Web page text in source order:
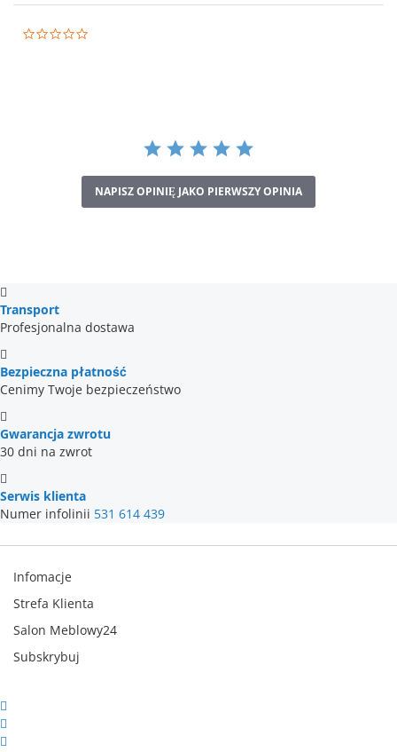
NAPISZ OPINIĘ JAKO PIERWSZY OPINIA
Transport
Profesjonalna dostawa
Bezpieczna płatność
Cenimy Twoje bezpieczeństwo
Gwarancja zwrotu
30 dni na zwrot
Serwis klienta
Numer infolinii 531 614 439
Infomacje
Strefa Klienta
Salon Meblowy24
Subskrybuj